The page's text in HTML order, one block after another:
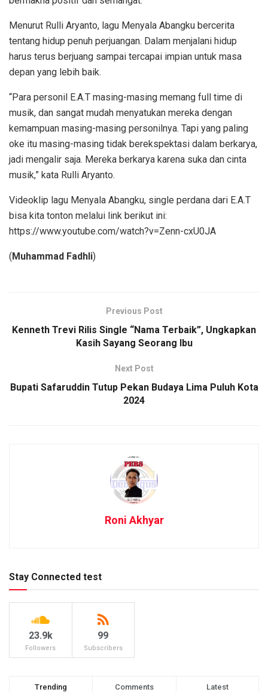
Menurut Rulli Aryanto, lagu Menyala Abangku bercerita
tentang hidup penuh perjuangan. Dalam menjalani hidup
harus terus berjuang sampai tercapai impian untuk masa
depan yang lebih baik.
“Para personil E.A.T masing-masing memang full time di
musik, dan sangat mudah menyatukan mereka dengan
kemampuan masing-masing personilnya. Tapi yang paling
oke itu masing-masing tidak berekspektasi dalam berkarya,
jadi mengalir saja. Mereka berkarya karena suka dan cinta
musik,” kata Rulli Aryanto.
Videoklip lagu Menyala Abangku, single perdana dari E.A.T
bisa kita tonton melalui link berikut ini:
https://www.youtube.com/watch?v=Zenn-cxU0JA
(Muhammad Fadhli)
Previous Post
Kenneth Trevi Rilis Single “Nama Terbaik”, Ungkapkan
Kasih Sayang Seorang Ibu
Next Post
Bupati Safaruddin Tutup Pekan Budaya Lima Puluh Kota
2024
Roni Akhyar
Stay Connected test
23.9k
Followers
99
Subscribers
Trending Comments Latest